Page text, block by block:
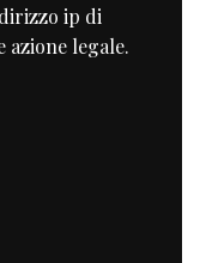
ip di
azione legale.